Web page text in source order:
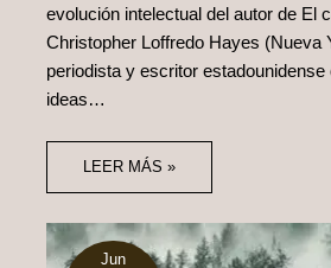
evolución intelectual del autor de El
Christopher Loffredo Hayes (Nueva
periodista y escritor
ideas…
LEER MÁS »
Jun